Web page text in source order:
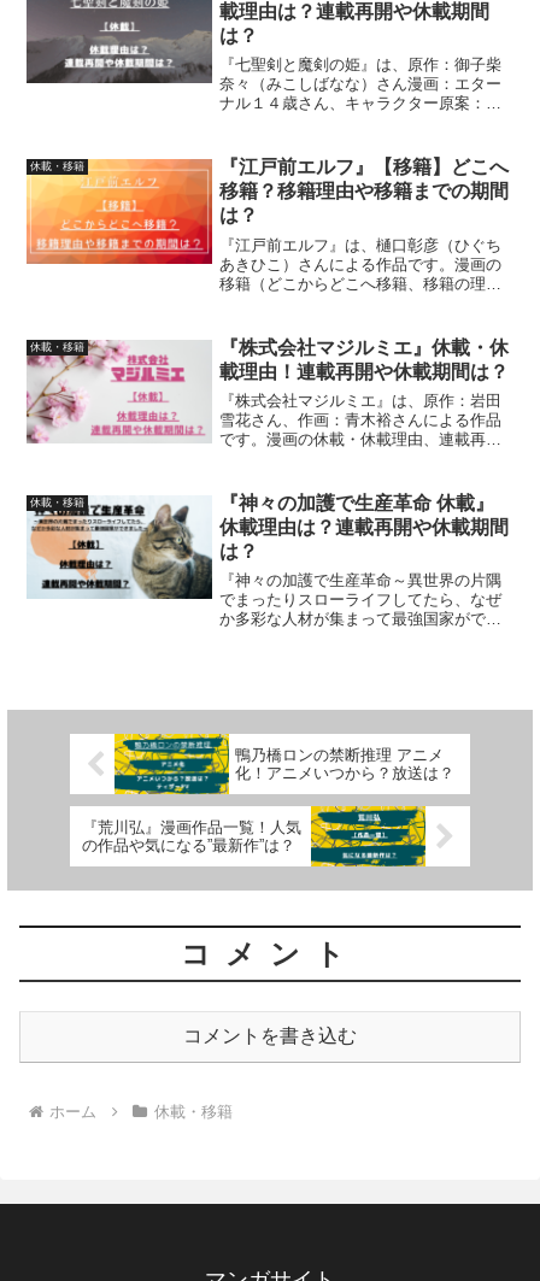
載理由は？連載再開や休載期間
は？
『七聖剣と魔剣の姫』は、原作：御子柴
奈々（みこしばなな）さん漫画：エター
ナル１４歳さん、キャラクター原案：フ
いて、詳しく紹介しています
休載・移籍
『江戸前エルフ』【移籍】どこへ
移籍？移籍理由や移籍までの期間
は？
『江戸前エルフ』は、樋口彰彦（ひぐち
あきひこ）さんによる作品です。漫画の
移籍（どこからどこへ移籍、移籍の理
休載・移籍
『株式会社マジルミエ』休載・休
載理由！連載再開や休載期間は？
『株式会社マジルミエ』は、原作：岩田
雪花さん、作画：青木裕さんによる作品
です。漫画の休載・休載理由、連載再開
休載・移籍
『神々の加護で生産革命 休載』
休載理由は？連載再開や休載期間
は？
『神々の加護で生産革命～異世界の片隅
でまったりスローライフしてたら、なぜ
か多彩な人材が集まって最強国家ができ
鴨乃橋ロンの禁断推理 アニメ
化！アニメいつから？放送は？
『荒川弘』漫画作品一覧！人気
の作品や気になる”最新作”は？
コメント
コメントを書き込む
ホーム 休載・移籍